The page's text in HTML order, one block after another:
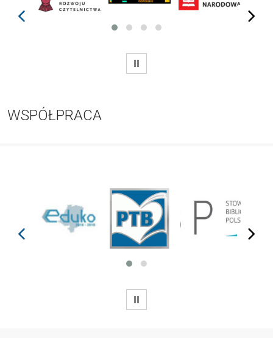
prev next
WSTRZYMAJ
WSPÓŁPRACA
prev next
WSTRZYMAJ